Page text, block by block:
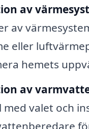
av
av
eller
hemets
av
med valet och